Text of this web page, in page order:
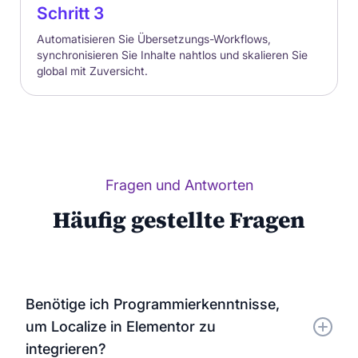
Schritt 3
Automatisieren Sie Übersetzungs-Workflows,
synchronisieren Sie Inhalte nahtlos und skalieren Sie
global mit Zuversicht.
Fragen und Antworten
Häufig gestellte Fragen
Benötige ich Programmierkenntnisse,
um Localize in Elementor zu
integrieren?